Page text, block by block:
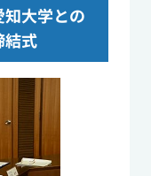
知大学との
結式